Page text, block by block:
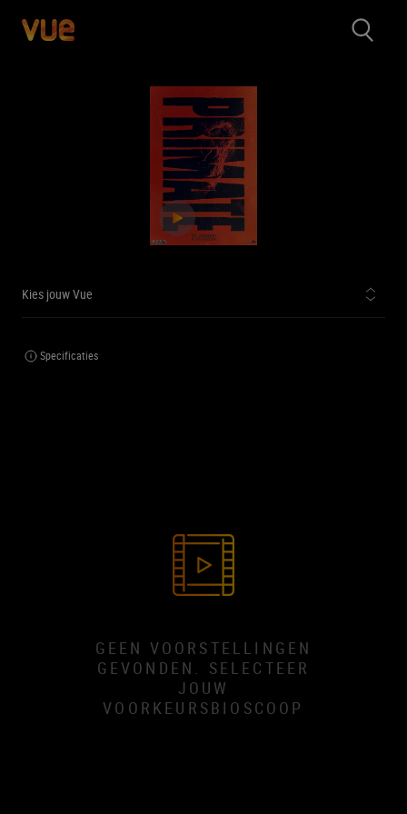
Kies jouw Vue
Specificaties
GEEN VOORSTELLINGEN
GEVONDEN. SELECTEER
JOUW
VOORKEURSBIOSCOOP